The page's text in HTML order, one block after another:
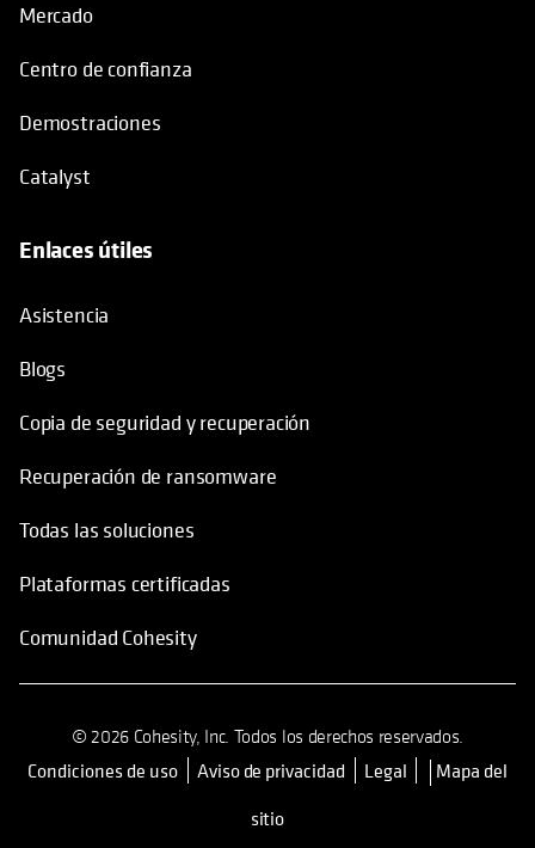
Mercado
Centro de confianza
Demostraciones
Catalyst
Enlaces útiles
Asistencia
Blogs
Copia de seguridad y recuperación
Recuperación de ransomware
Todas las soluciones
Plataformas certificadas
Comunidad Cohesity
© 2026 Cohesity, Inc. Todos los derechos reservados.
Condiciones de uso se abre en una pestaña nueva
Aviso de privacidad Legal
Mapa del
sitio